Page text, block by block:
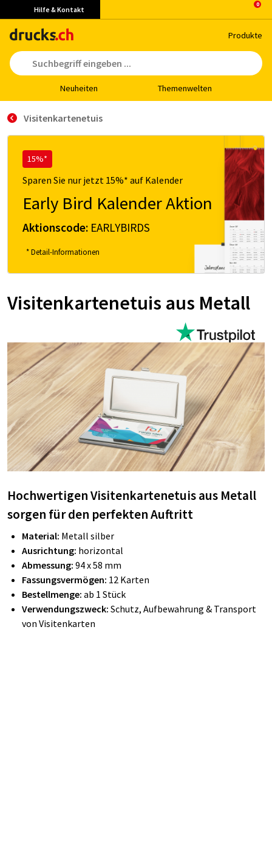
Hilfe & Kontakt
Pro­duk­te
Neu­hei­ten The­men­wel­ten
Visitenkartenetuis
15%*
Sparen Sie nur jetzt 15%* auf Kalender
Early Bird Kalender Aktion
Aktionscode: EARLYBIRDS
* Detail-Informationen
Visitenkartenetuis aus Metall
Hochwertigen Visitenkartenetuis aus Metall
sorgen für den perfekten Auftritt
Material: Metall silber
Ausrichtung: horizontal
Abmessung: 94 x 58 mm
Fassungsvermögen: 12 Karten
Bestellmenge: ab 1 Stück
Verwendungszweck: Schutz, Aufbewahrung & Transport
von Visitenkarten